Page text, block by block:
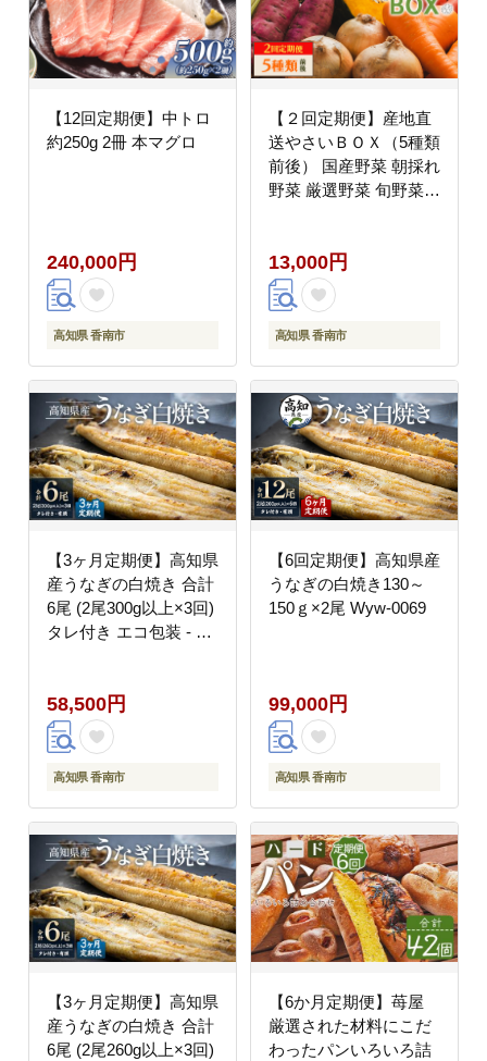
【12回定期便】中トロ
約250g 2冊 本マグロ
240,000円
高知県 香南市
【２回定期便】産地直
送やさいＢＯＸ（5種類
前後） 国産野菜 朝採れ
野菜 厳選野菜 旬野菜
13,000円
高知県 香南市
【3ヶ月定期便】高知県
産うなぎの白焼き 合計
6尾 (2尾300g以上×3回)
タレ付き エコ包装 - 鰻
ん 丼 たれ 簡易 Wyw-
0077
58,500円
高知県 香南市
【6回定期便】高知県産
うなぎの白焼き130～
150ｇ×2尾 Wyw-0069
99,000円
高知県 香南市
【3ヶ月定期便】高知県
産うなぎの白焼き 合計
6尾 (2尾260g以上×3回)
【6か月定期便】苺屋
厳選された材料にこだ
わったパンいろいろ詰